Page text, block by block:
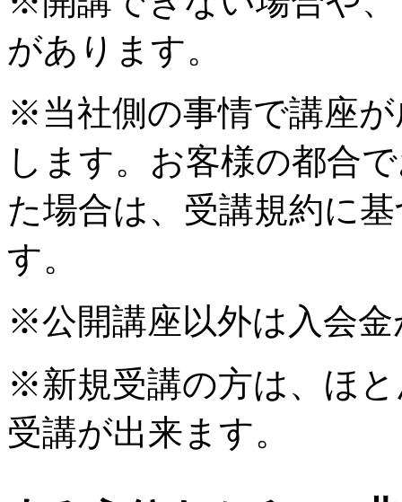
があります。
※当社側の事情で講座
します。お客様の都合
た場合は、受講規約に
す。
※公開講座以外は入会
※新規受講の方は、ほ
受講が出来ます。